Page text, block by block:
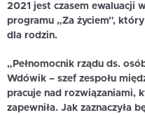
2021 jest czasem ewaluacji
programu „Za życiem”,
dla rodzin.
„Pełnomocnik rządu ds.
Wdówik – szef zespołu
pracuje nad rozwiązaniami,
zapewniła. Jak zaznaczyła